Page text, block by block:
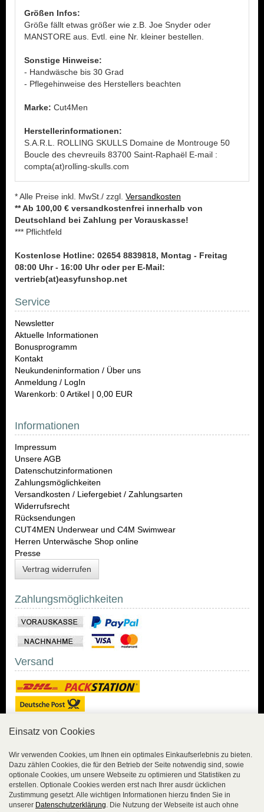
Größen Infos:
Größe fällt etwas größer wie z.B. Joe Snyder oder
MANSTORE aus. Evtl. eine Nr. kleiner bestellen.
Sonstige Hinweise:
- Handwäsche bis 30 Grad
- Pflegehinweise des Herstellers beachten
Marke: Cut4Men
Herstellerinformationen:
S.A.R.L. ROLLING SKULLS Domaine de Montrouge 50
Boucle des chevreuils 83700 Saint-Raphaël E-mail :
compta(at)rolling-skulls.com
* Alle Preise inkl. MwSt./ zzgl. Versandkosten
** Ab 100,00 € versandkostenfrei innerhalb von
Deutschland bei Zahlung per Vorauskasse!
*** Pflichtfeld
Kostenlose Hotline: 02654 8839818, Montag - Freitag
08:00 Uhr - 16:00 Uhr oder per E-Mail:
vertrieb(at)easyfunshop.net
Service
Newsletter
Aktuelle Informationen
Bonusprogramm
Kontakt
Neukundeninformation / Über uns
Anmeldung / LogIn
Warenkorb: 0 Artikel | 0,00 EUR
Informationen
Impressum
Unsere AGB
Datenschutzinformationen
Zahlungsmöglichkeiten
Versandkosten / Liefergebiet / Zahlungsarten
Widerrufsrecht
Rücksendungen
CUT4MEN Underwear und C4M Swimwear
Herren Unterwäsche Shop online
Presse
Vertrag widerrufen
Zahlungsmöglichkeiten
Versand
Sicher Einkaufen mit
Trusted Shops und
Geld-zurück-Garantie.
Einsatz von Cookies
Wir verwenden Cookies, um Ihnen ein optimales Einkaufserlebnis zu bieten.
Dazu zählen Cookies, die für den Betrieb der Seite notwendig sind, sowie
optionale Cookies, um unsere Webseite zu optimieren und Statistiken zu
erstellen. Optionale Cookies werden erst nach Ihrer ausdr ücklichen
Zustimmung gesetzt. Alle wichtigen Informationen hierzu finden Sie in
unserer Datenschutzerklärung. Die Nutzung der Webseite ist auch ohne